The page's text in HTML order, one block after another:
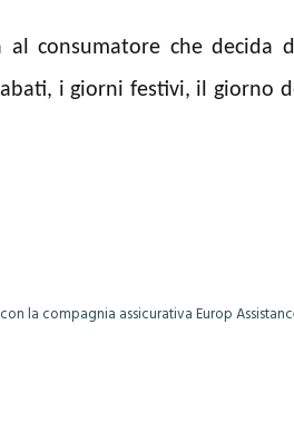
al consumatore che
i giorni festivi, il giorno
la compagnia assicurativa Europ